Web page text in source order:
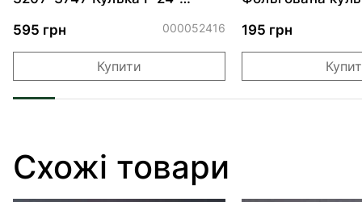
595 грн
000052416
Купити
обіймами"
195 грн
Схожі товари